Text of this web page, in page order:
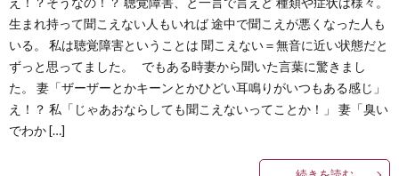
生まれ持って聞こえない人もいれば 途中で聞こえが悪くなった人も
いる。 私は聴覚障害ということは 聞こえない＝無音に近い状態だと
ずっと思ってました。 でもある時妻から聞いた言葉に驚きまし
た。 妻「ザーザーとかキーンとかひどい耳鳴りがいつもある感じ」
え！？ 私「じゃあおならしても聞こえないってことか！」 妻「臭い
でわか […]